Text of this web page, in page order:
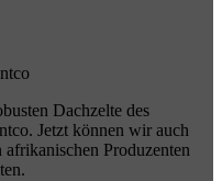
Dachzelte des
Jetzt können wir auch
Produzenten